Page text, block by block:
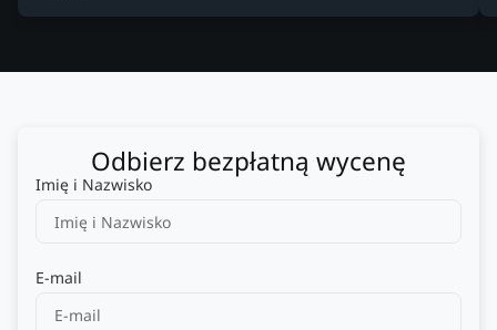
Odbierz bezpłatną wycenę
Imię i Nazwisko
E-mail